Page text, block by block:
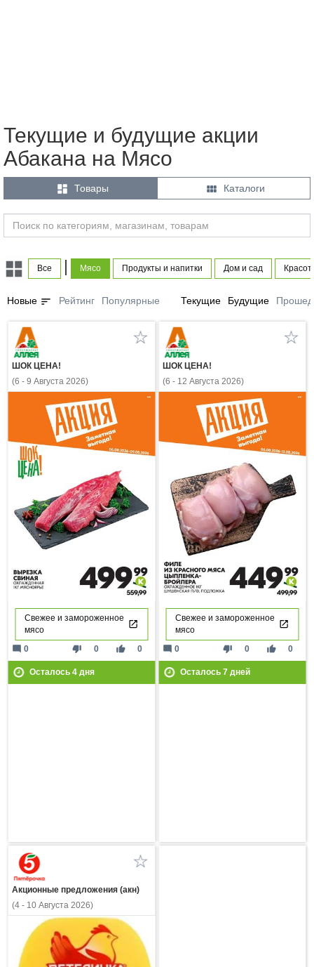
Текущие и будущие акции
Абакана на Мясо
 Товары  Каталоги
Все Мясо Продукты и напитки Дом и сад
Новые sort Рейтинг Популярные Текущие Будущие
ШОК ЦЕНА!
(6 - 9 Августа 2026)
Свежее и замороженное
мясо
thumb_down 0 thumb_up 0
mode_comment 0
Осталось 4дня
ШОК ЦЕНА!
(6 - 12 Августа 2026)
Свежее и замороженное
мясо
thumb_down 0 thumb_up 0
mode_comment 0
Осталось 7дней
Акционные предложения (акн)
(4 - 10 Августа 2026)